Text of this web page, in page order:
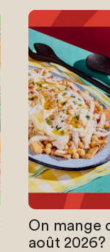
On mange
août 2026?